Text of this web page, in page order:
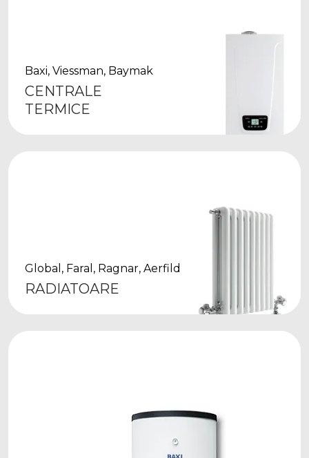
Baxi, Viessman, Baymak
CENTRALE
TERMICE
Global, Faral, Ragnar, Aerfild
RADIATOARE